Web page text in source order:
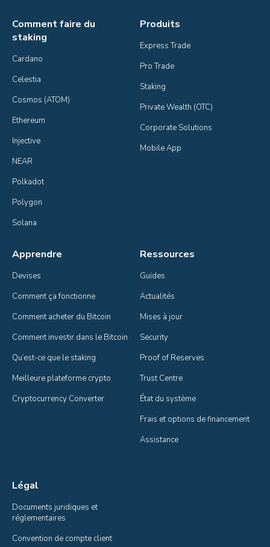
Comment faire du
staking
Cardano
Celestia
Cosmos (ATOM)
Ethereum
Injective
NEAR
Polkadot
Polygon
Solana
Produits
Express Trade
Pro Trade
Staking
Private Wealth (OTC)
Corporate Solutions
Mobile App
Apprendre
Devises
Comment ça fonctionne
Comment acheter du Bitcoin
Comment investir dans le Bitcoin
Qu’est-ce que le staking
Meilleure plateforme crypto
Cryptocurrency Converter
Ressources
Guides
Actualités
Mises à jour
Security
Proof of Reserves
Trust Centre
État du système
Frais et options de financement
Assistance
Légal
Documents juridiques et
réglementaires
Convention de compte client